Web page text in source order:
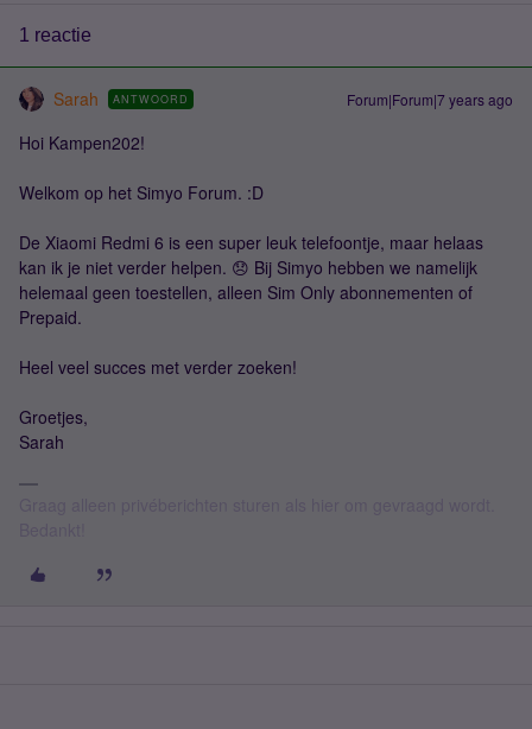
1 reactie
Sarah ANTWOORD Forum|Forum|7 years ago
Hoi Kampen202!
Welkom op het Simyo Forum. :D
De Xiaomi Redmi 6 is een super leuk telefoontje, maar helaas
kan ik je niet verder helpen. 😞 Bij Simyo hebben we namelijk
helemaal geen toestellen, alleen Sim Only abonnementen of
Prepaid.
Heel veel succes met verder zoeken!
Groetjes,
Sarah